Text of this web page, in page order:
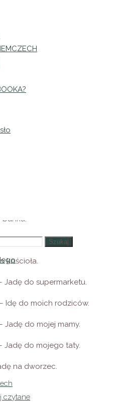
Szukaj
czytane
w odniesieniu do osób,
„zu” łączy się ZAWSZE z
rzeczownika (liczba mnoga)
banku.
szkoły.
kościoła.
Jadę do supermarketu.
Idę do moich rodziców.
Jadę do mojej mamy.
Jadę do mojego taty.
na dworzec.
lekarza.